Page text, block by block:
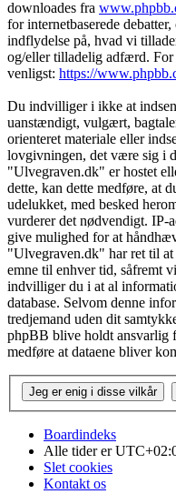
downloades fra
for internetbaserede
indflydelse på, hvad vi
og/eller tilladelig adfærd.
venligst: https://
Du indvilliger i ikke at
uanstændigt, vulgært,
orienteret materiale eller
lovgivningen, det være sig i
"Ulvegraven.dk" er hostet
dette, kan dette medføre, at
udelukket, med besked
vurderer det nødvendigt. IP-
give mulighed for at
"Ulvegraven.dk" har ret til
emne til enhver tid, såfremt
indvilliger du i at al
database. Selvom denne
tredjemand uden dit
phpBB blive holdt ansvarlig
medføre at dataene bliver
Boardindeks
Alle tider er
Slet cookies
Kontakt os